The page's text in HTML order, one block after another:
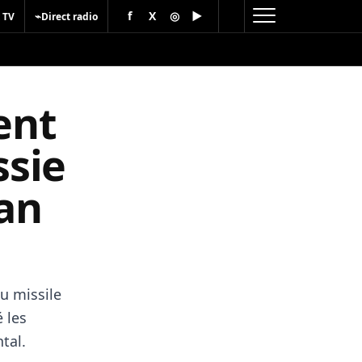
⌁Direct radio f X ◎ ▶
missile
les